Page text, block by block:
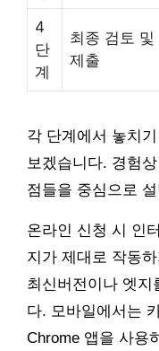
4
단
계
최종 검토 및
제출
각 단계에서 놓치
보겠습니다. 경험
점들을 중심으로
온라인 신청 시 인
지가 제대로 작동
최신버전이나 엣지
다. 모바일에서는
Chrome 앱을 사용